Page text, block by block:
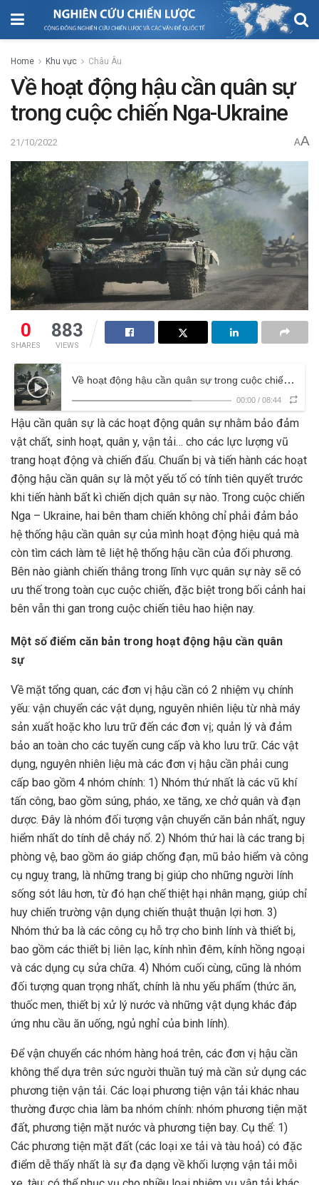
Home Khu vực Châu Âu
Về hoạt động hậu cần quân sự
trong cuộc chiến Nga-Ukraine
21/10/2022 AA
0
SHARES
883
VIEWS
Về hoạt động hậu cần quân sự trong cuộc chiến Nga-Ukraine
00:00 / 08:44
Hậu cần quân sự là các hoạt động quân sự nhằm bảo đảm
vật chất, sinh hoạt, quân y, vận tải… cho các lực lượng vũ
trang hoạt động và chiến đấu. Chuẩn bị và tiến hành các hoạt
động hậu cần quân sự là một yếu tố có tính tiên quyết trước
khi tiến hành bất kì chiến dịch quân sự nào. Trong cuộc chiến
Nga – Ukraine, hai bên tham chiến không chỉ phải đảm bảo
hệ thống hậu cần quân sự của mình hoạt động hiệu quả mà
còn tìm cách làm tê liệt hệ thống hậu cần của đối phương.
Bên nào giành chiến thắng trong lĩnh vực quân sự này sẽ có
ưu thế trong toàn cục cuộc chiến, đặc biệt trong bối cảnh hai
bên vẫn thi gan trong cuộc chiến tiêu hao hiện nay.
Một số điểm căn bản trong hoạt động hậu cần quân
sự
Về mặt tổng quan, các đơn vị hậu cần có 2 nhiệm vụ chính
yếu: vận chuyển các vật dụng, nguyên nhiên liệu từ nhà máy
sản xuất hoặc kho lưu trữ đến các đơn vị; quản lý và đảm
bảo an toàn cho các tuyến cung cấp và kho lưu trữ. Các vật
dụng, nguyên nhiên liệu mà các đơn vị hậu cần phải cung
cấp bao gồm 4 nhóm chính: 1) Nhóm thứ nhất là các vũ khí
tấn công, bao gồm súng, pháo, xe tăng, xe chở quân và đạn
dược. Đây là nhóm đối tượng vận chuyển căn bản nhất, nguy
hiểm nhất do tính dễ cháy nổ. 2) Nhóm thứ hai là các trang bị
phòng vệ, bao gồm áo giáp chống đạn, mũ bảo hiểm và công
cụ nguỵ trang, là những trang bị giúp cho những người lính
sống sót lâu hơn, từ đó hạn chế thiệt hại nhân mạng, giúp chỉ
huy chiến trường vận dụng chiến thuật thuận lợi hơn. 3)
Nhóm thứ ba là các công cụ hỗ trợ cho binh lính và thiết bị,
bao gồm các thiết bị liên lạc, kính nhìn đêm, kính hồng ngoại
và các dụng cụ sửa chữa. 4) Nhóm cuối cùng, cũng là nhóm
đối tượng quan trọng nhất, chính là nhu yếu phẩm (thức ăn,
thuốc men, thiết bị xử lý nước và những vật dụng khác đáp
ứng nhu cầu ăn uống, ngủ nghỉ của binh lính).
Để vận chuyển các nhóm hàng hoá trên, các đơn vị hậu cần
không thể dựa trên sức người thuần tuý mà cần sử dụng các
phương tiện vận tải. Các loại phương tiện vận tải khác nhau
thường được chia làm ba nhóm chính: nhóm phương tiện mặt
đất, phương tiện mặt nước và phương tiện bay. Cụ thể: 1)
Các phương tiện mặt đất (các loại xe tải và tàu hoả) có đặc
điểm dễ thấy nhất là sự đa dạng về khối lượng vận tải mỗi